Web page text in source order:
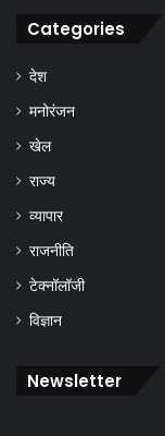
Categories
देश
मनोरंजन
खेल
राज्य
व्यापार
राजनीति
टेक्नॉलॉजी
विज्ञान
Newsletter